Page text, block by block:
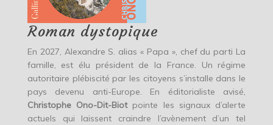
Roman dystopique
En 2027, Alexandre S. alias « Papa », chef du parti La
famille, est élu président de la France. Un régime
autoritaire plébiscité par les citoyens s’installe dans le
pays devenu anti-Europe. En éditorialiste avisé,
Christophe Ono-Dit-Biotpointe les signaux d’alerte
actuels qui laissent craindre l’avènement d’un tel